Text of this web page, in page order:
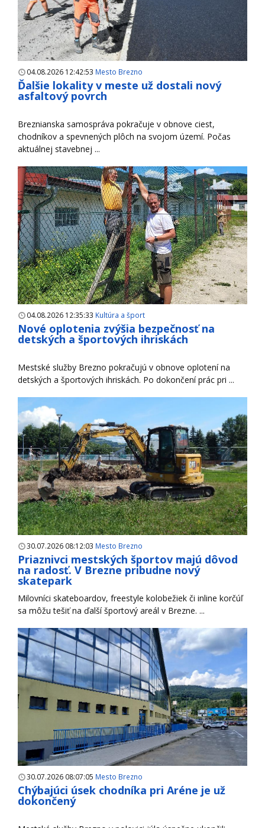
04.08.2026 12:42:53 Mesto Brezno
Ďalšie lokality v meste už dostali nový
asfaltový povrch
Breznianska samospráva pokračuje v obnove ciest,
chodníkov a spevnených plôch na svojom území. Počas
aktuálnej stavebnej ...
04.08.2026 12:35:33 Kultúra a šport
Nové oplotenia zvýšia bezpečnosť na
detských a športových ihriskách
Mestské služby Brezno pokračujú v obnove oplotení na
detských a športových ihriskách. Po dokončení prác pri ...
30.07.2026 08:12:03 Mesto Brezno
Priaznivci mestských športov majú dôvod
na radosť. V Brezne pribudne nový
skatepark
Milovníci skateboardov, freestyle kolobežiek či inline korčúľ
sa môžu tešiť na ďalší športový areál v Brezne. ...
30.07.2026 08:07:05 Mesto Brezno
Chýbajúci úsek chodníka pri Aréne je už
dokončený